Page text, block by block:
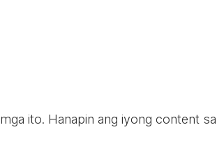
ito. Hanapin ang iyong content